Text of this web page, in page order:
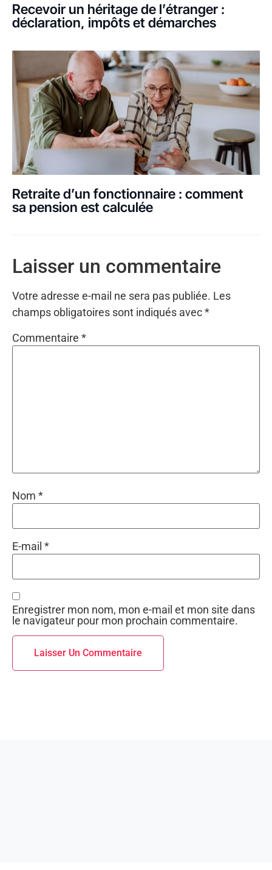
Recevoir un héritage de l’étranger :
déclaration, impôts et démarches
Retraite d’un fonctionnaire : comment
sa pension est calculée
Laisser un commentaire
Votre adresse e-mail ne sera pas publiée. Les
champs obligatoires sont indiqués avec*
Commentaire *
Nom *
E-mail *
Enregistrer mon nom, mon e-mail et mon site dans
le navigateur pour mon prochain commentaire.